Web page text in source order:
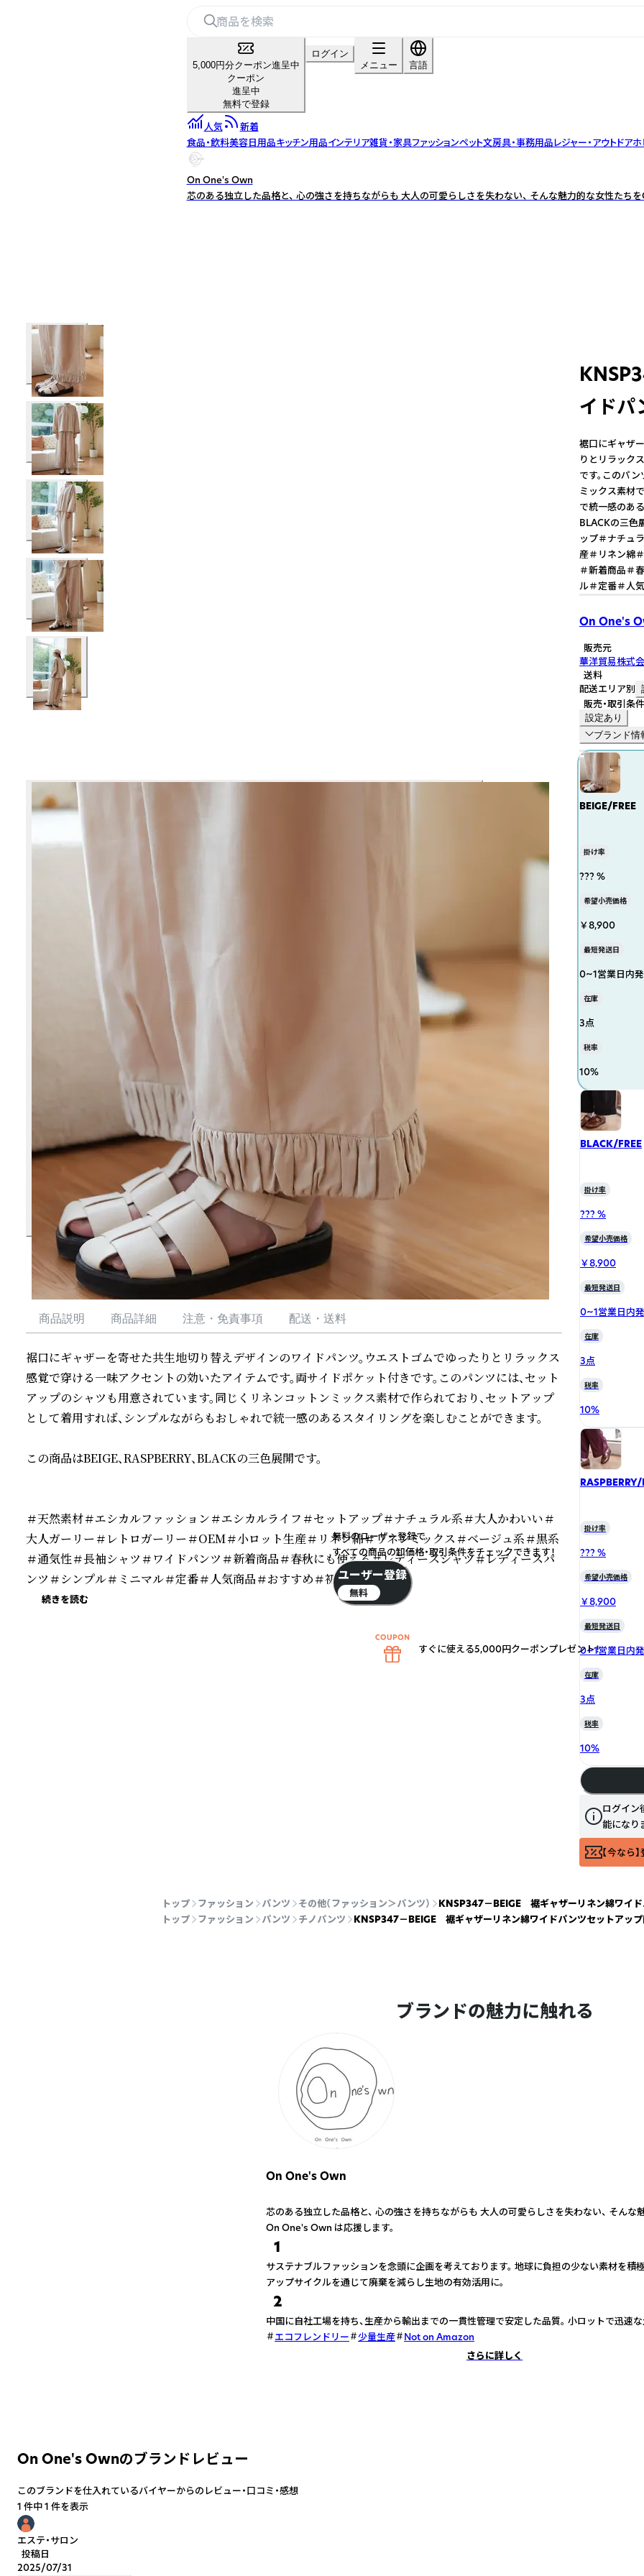
5,000円分クーポン進呈中
クーポン
進呈中
無料で登録
ログイン
メニュー
言語
人気
新着
食品・飲料美容日用品キッチン用品インテリア雑貨・家具ファッションペット文房具・事務用品レジャー・アウトドアホ
On One's Own
芯のある独立した品格と、 心の強さを持ちながらも 大人の可愛らしさを失わない、 そんな魅力的な女性た
商品説明 商品詳細 注意・免責事項 配送・送料
裾口にギャザーを寄せた共生地切り替えデザインのワイドパンツ。ウエストゴムでゆったりとリラックス
感覚で穿ける一味アクセントの効いたアイテムです。両サイドポケット付きです。このパンツには、セット
アップのシャツも用意されています。同じくリネンコットンミックス素材で作られており、セットアップ
として着用すれば、シンプルながらもおしゃれで統一感のあるスタイリングを楽しむことができます。
この商品はBEIGE、RASPBERRY、BLACKの三色展開です。
＃天然素材＃エシカルファッション＃エシカルライフ＃セットアップ＃ナチュラル系＃大人かわいい＃
大人ガーリー＃レトロガーリー＃OEM＃小ロット生産＃リネン綿＃リネンミックス＃ベージュ系＃黒系
＃通気性＃長袖シャツ＃ワイドパンツ＃新着商品＃春秋にも使える＃レディースシャツ＃レディースパ
ンツ＃シンプル＃ミニマル＃定番＃人気商品＃おすすめ＃初秋
続きを読む
イドパ
裾口にギャザ
りとリラック
です。このパ
ミックス素材
で統一感のあ
BLACKの三色
ップ＃ナチュ
産＃リネン綿
＃新着商品＃
ル＃定番＃人
On One's
販売元
華洋貿易株式
送料
配送エリア別
販売・取引条件
設定あり
ブランド情
BEIGE/FREE
掛け率
??? %
希望小売価格
￥8,900
最短発送日
0~1営業日内
在庫
3点
税率
10%
BLACK/FREE
掛け率
??? %
希望小売価格
￥8,900
最短発送日
0~1営業日内
在庫
3点
税率
10%
RASPBERRY/
掛け率
??? %
希望小売価格
￥8,900
最短発送日
0~1営業日内
在庫
3点
税率
10%
ログイン
能になり
【今なら
トップ ファッション パンツ その他（ファッション＞パンツ）
KNSP347－BEIGE 裾ギャザーリネン綿ワイ
トップ
ファッション パンツ チノパンツ KNSP347－BEIGE 裾ギャザーリネン綿ワイドパンツセットアッ
ブランドの魅力に触れる
On One's Own
芯のある独立した品格と、 心の強さを持ちながらも 大人の可愛らしさを失わない、 そんな
On One's Own は応援します。
1
サステナブルファッションを念頭に企画を考えております。 地球に負担の少ない素材を積
アップサイクルを通じて廃棄を減らし生地の有効活用に。
2
中国に自社工場を持ち、生産から輸出までの一貫性管理で安定した品質。 小ロットで迅速
エコフレンドリー
少量生産
Not on Amazon
さらに詳しく
On One's Ownのブランドレビュー
このブランドを仕入れているバイヤーからのレビュー・口コミ・感想
1 件中 1 件を表示
エステ・サロン
投稿日
2025/07/31
無料のユーザー登録で
すべての商品の卸価格・取引条件をチェックできます！
ユーザー登録
無料
すぐに使える5,000円クーポンプレゼント！